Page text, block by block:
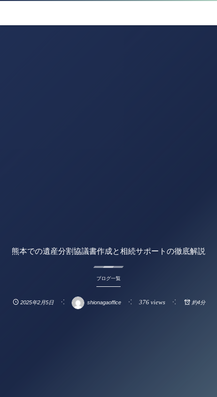
熊本での遺産分割協議書作成と相続サポートの徹底解説
ブログ一覧
2025年2月5日 shionagaoffice 376 views 約4分